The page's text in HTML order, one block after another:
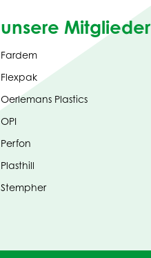
unsere Mitglieder
Fardem
Flexpak
Oerlemans Plastics
OPI
Perfon
Plasthill
Stempher